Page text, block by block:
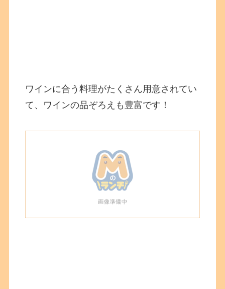
ワインに合う料理がたくさん用意されてい
て、ワインの品ぞろえも豊富です！